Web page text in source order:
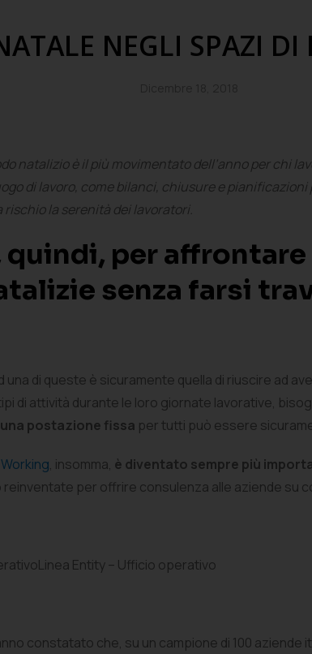
NEGLI SPAZI DI
natalizio è il più movimentato dell’anno per chi
di lavoro, come bilanci, chiusure e
la serenità dei lavoratori.
quindi, per
senza farsi
una di queste è sicuramente quella di riuscire ad
di attività durante le loro giornate lavorative,
postazione fissa per tutti può essere
, insomma, è diventato sempre più
per offrire consulenza alle aziende su
Linea Entity – Ufficio operativo
constatato che, su un campione di 100